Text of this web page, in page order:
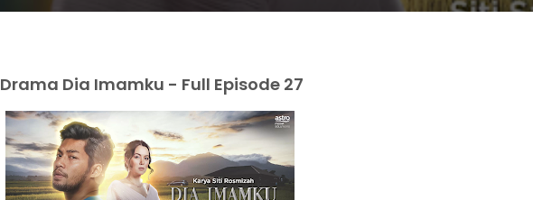
Drama Dia Imamku - Full Episode 27